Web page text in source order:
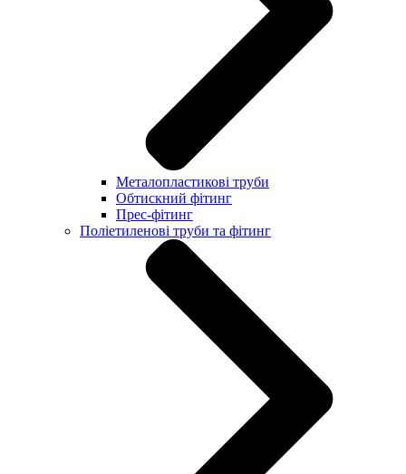
Металопластикові труби
Обтискний фітинг
Прес-фітинг
Поліетиленові труби та фітинг